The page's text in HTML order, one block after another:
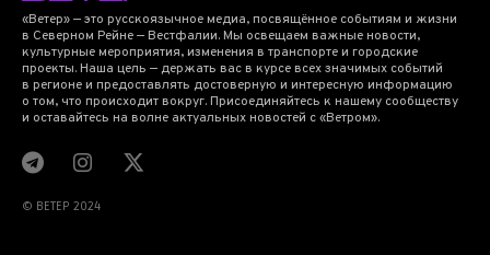
«Ветер» — это русскоязычное медиа, посвящённое событиям и жизни
в Северном Рейне — Вестфалии. Мы освещаем важные новости,
культурные мероприятия, изменения в транспорте и городские
проекты. Наша цель — держать вас в курсе всех значимых событий
в регионе и предоставлять достоверную и интересную информацию
о том, что происходит вокруг. Присоединяйтесь к нашему сообществу
и оставайтесь на волне актуальных новостей с «Ветром».
© BETEP 2024